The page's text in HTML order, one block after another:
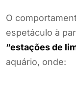
O
espetáculo à
“estações de
aquário, onde: